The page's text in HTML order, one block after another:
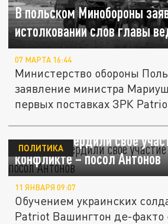
В польском Минобороны
истолковании слов главы
07 МАРТА 16:44
Министерство обороны
заявление министра
первых поставках ЗРК
США подтвердили свое
конфликте – посол Антонов
ПОЛИТИКА
11 ЯНВАРЯ 09:07
Обучением украинских
Patriot Вашингтон де-факто